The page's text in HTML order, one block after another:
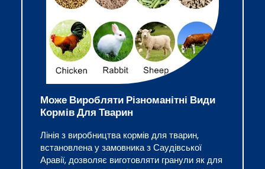
Може Виробляти Різноманітні Види
Кормів Для Тварин
Лінія з виробництва кормів для тварин,
встановлена у замовника з Саудівської
Аравії, дозволяє виготовляти гранули як для